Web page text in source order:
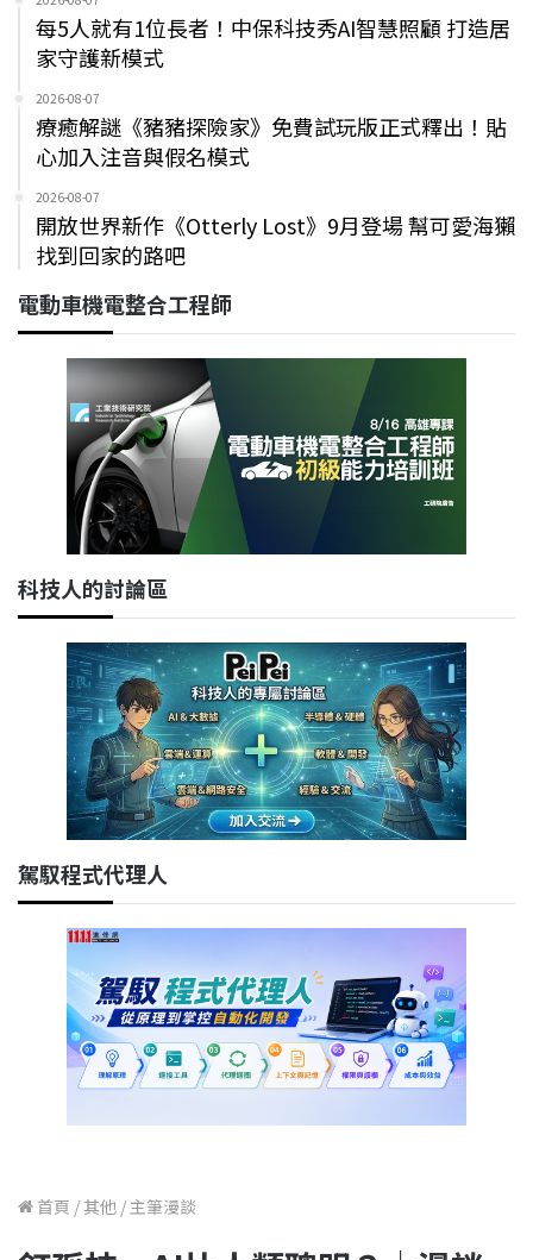
每5人就有1位長者！中保科技秀AI智慧照顧 打造居
家守護新模式
2026-08-07
療癒解謎《豬豬探險家》免費試玩版正式釋出！貼
心加入注音與假名模式
2026-08-07
開放世界新作《Otterly Lost》9月登場 幫可愛海獺
找到回家的路吧
電動車機電整合工程師
科技人的討論區
駕馭程式代理人